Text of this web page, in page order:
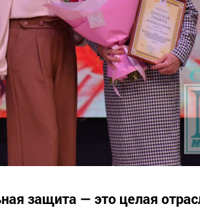
защита — это целая